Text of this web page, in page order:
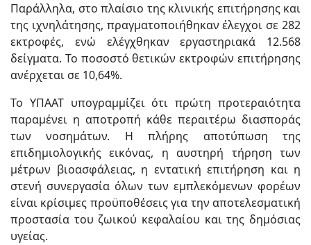
Παράλληλα, στο πλαίσιο της κλινικής επιτήρησης και
της ιχνηλάτησης, πραγματοποιήθηκαν έλεγχοι σε 282
εκτροφές, ενώ ελέγχθηκαν εργαστηριακά 12.568
δείγματα. Το ποσοστό θετικών εκτροφών επιτήρησης
ανέρχεται σε 10,64%.
Το ΥΠΑΑΤ υπογραμμίζει ότι πρώτη προτεραιότητα
παραμένει η αποτροπή κάθε περαιτέρω διασποράς
των νοσημάτων. Η πλήρης αποτύπωση της
επιδημιολογικής εικόνας, η αυστηρή τήρηση των
μέτρων βιοασφάλειας, η εντατική επιτήρηση και η
στενή συνεργασία όλων των εμπλεκόμενων φορέων
είναι κρίσιμες προϋποθέσεις για την αποτελεσματική
προστασία του ζωικού κεφαλαίου και της δημόσιας
υγείας.